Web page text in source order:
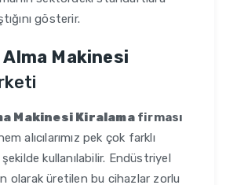
gösterir.
Alma Makinesi
Makinesi Kiralamafirması
alıcılarımız pek çok farklı
kullanılabilir. Endüstriyel
olarak üretilen bu cihazlar zorlu